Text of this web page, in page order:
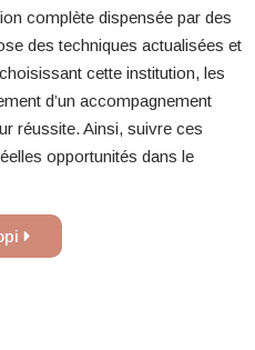
complète dispensée par des
des techniques actualisées et
cette institution, les
d’un accompagnement
réussite. Ainsi, suivre ces
opportunités dans le